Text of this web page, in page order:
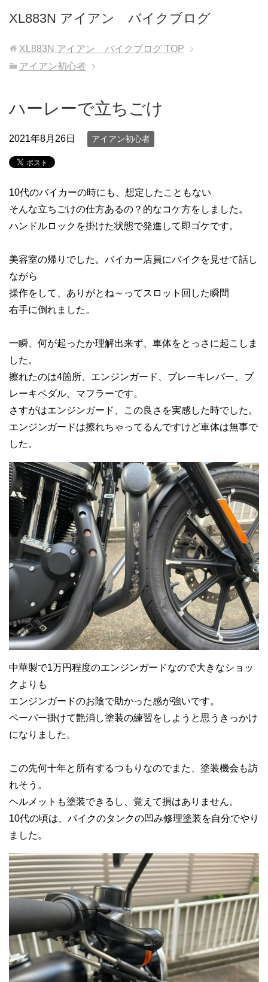
XL883N アイアン バイクブログ
XL883N アイアン バイクブログ TOP
アイアン初心者
ハーレーで立ちごけ
2021年8月26日 アイアン初心者
10代のバイカーの時にも、想定したこともない
そんな立ちごけの仕方あるの？的なコケ方をしました。
ハンドルロックを掛けた状態で発進して即ゴケです。
美容室の帰りでした。バイカー店員にバイクを見せて話し
ながら
操作をして、ありがとね～ってスロット回した瞬間
右手に倒れました。
一瞬、何が起ったか理解出来ず、車体をとっさに起こしま
した。
擦れたのは4箇所、エンジンガード、ブレーキレバー、ブ
レーキペダル、マフラーです。
さすがはエンジンガード、この良さを実感した時でした。
エンジンガードは擦れちゃってるんですけど車体は無事で
した。
中華製で1万円程度のエンジンガードなので大きなショッ
クよりも
エンジンガードのお陰で助かった感が強いです。
ペーパー掛けて艶消し塗装の練習をしようと思うきっかけ
になりました。
この先何十年と所有するつもりなのでまた、塗装機会も訪
れそう。
ヘルメットも塗装できるし、覚えて損はありません。
10代の頃は、バイクのタンクの凹み修理塗装を自分でやり
ました。